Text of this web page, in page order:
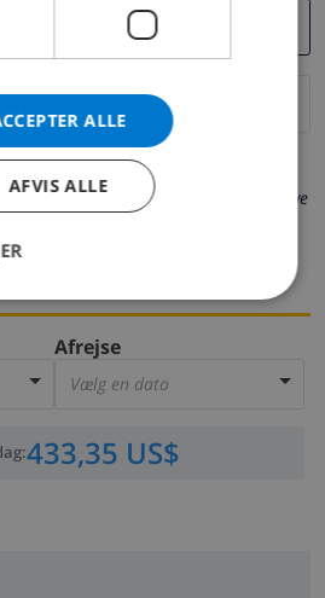
personlige oplysninger vil aldrig blive
Afrejse
Vælg en dato
:433,35 US$
ALLE
AFVIS ALLE